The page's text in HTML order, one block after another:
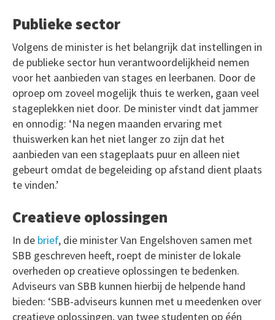
Publieke sector
Volgens de minister is het belangrijk dat instellingen in
de publieke sector hun verantwoordelijkheid nemen
voor het aanbieden van stages en leerbanen. Door de
oproep om zoveel mogelijk thuis te werken, gaan veel
stageplekken niet door. De minister vindt dat jammer
en onnodig: ‘Na negen maanden ervaring met
thuiswerken kan het niet langer zo zijn dat het
aanbieden van een stageplaats puur en alleen niet
gebeurt omdat de begeleiding op afstand dient plaats
te vinden.’
Creatieve oplossingen
In de brief, die minister Van Engelshoven samen met
SBB geschreven heeft, roept de minister de lokale
overheden op creatieve oplossingen te bedenken.
Adviseurs van SBB kunnen hierbij de helpende hand
bieden: ‘SBB-adviseurs kunnen met u meedenken over
creatieve oplossingen, van twee studenten op één